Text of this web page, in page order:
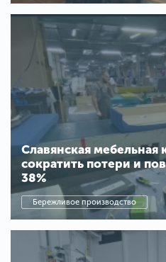
Славянская мебельная
сократить потери и
38%
Бережливое производство